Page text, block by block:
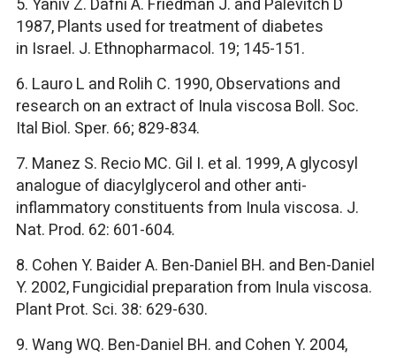
1987, Plants used for treatment of diabetes
in Israel. J. Ethnopharmacol. 19; 145-151.
6. Lauro L and Rolih C. 1990, Observations and
research on an extract of Inula viscosa Boll. Soc.
Ital Biol. Sper. 66; 829-834.
7. Manez S. Recio MC. Gil I. et al. 1999, A glycosyl
analogue of diacylglycerol and other anti-
inflammatory constituents from Inula viscosa. J.
Nat. Prod. 62: 601-604.
8. Cohen Y. Baider A. Ben-Daniel BH. and Ben-Daniel
Y. 2002, Fungicidial preparation from Inula viscosa.
Plant Prot. Sci. 38: 629-630.
9. Wang WQ. Ben-Daniel BH. and Cohen Y. 2004,